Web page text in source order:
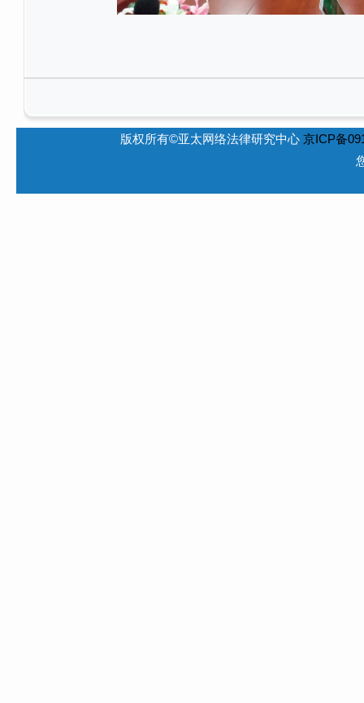
版权所有©亚太网络法律研究中心 京ICP备